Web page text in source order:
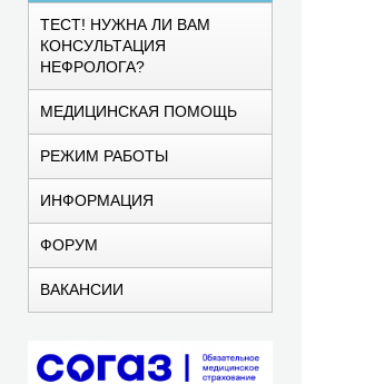
ТЕСТ! НУЖНА ЛИ ВАМ
КОНСУЛЬТАЦИЯ
НЕФРОЛОГА?
МЕДИЦИНСКАЯ ПОМОЩЬ
РЕЖИМ РАБОТЫ
ИНФОРМАЦИЯ
ФОРУМ
ВАКАНСИИ